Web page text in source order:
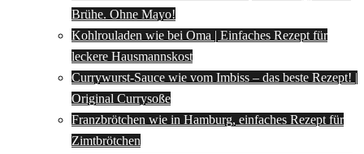
Brühe. Ohne Mayo!
Kohlrouladen wie bei Oma | Einfaches Rezept für
leckere Hausmannskost
Currywurst-Sauce wie vom Imbiss – das beste Rezept! |
Original Currysoße
Franzbrötchen wie in Hamburg, einfaches Rezept für
Zimtbrötchen